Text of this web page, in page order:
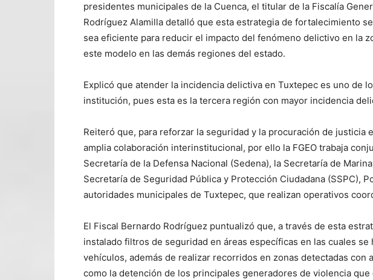
presidentes municipales de la Cuenca, el titular de la Fiscalía
Rodríguez Alamilla detalló que esta estrategia de fortalecimiento
sea eficiente para reducir el impacto del fenómeno delictivo en la
este modelo en las demás regiones del estado.
Explicó que atender la incidencia delictiva en Tuxtepec es uno de
institución, pues esta es la tercera región con mayor incidencia
Reiteró que, para reforzar la seguridad y la procuración de justicia
amplia colaboración interinstitucional, por ello la FGEO trabaja
Secretaría de la Defensa Nacional (Sedena), la Secretaría de
Secretaría de Seguridad Pública y Protección Ciudadana (SSPC),
autoridades municipales de Tuxtepec, que realizan operativos
El Fiscal Bernardo Rodríguez puntualizó que, a través de esta
instalado filtros de seguridad en áreas específicas en las cuales
vehículos, además de realizar recorridos en zonas detectadas con
como la detención de los principales generadores de violencia